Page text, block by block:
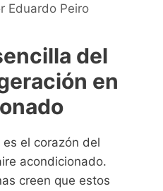
Eduardo Peiro
del
en
el corazón del
acondicionado.
creen que estos